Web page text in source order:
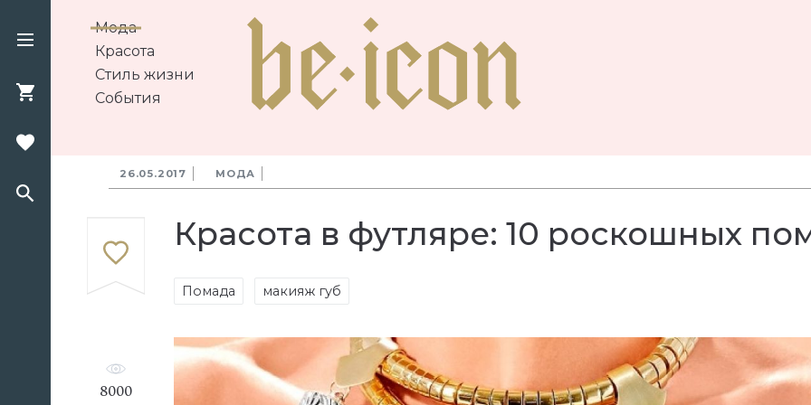
Мода
Красота
Стиль жизни
События
26.05.2017 МОДА
Красота в футляре: 10 роскошных
Помада макияж губ
8000